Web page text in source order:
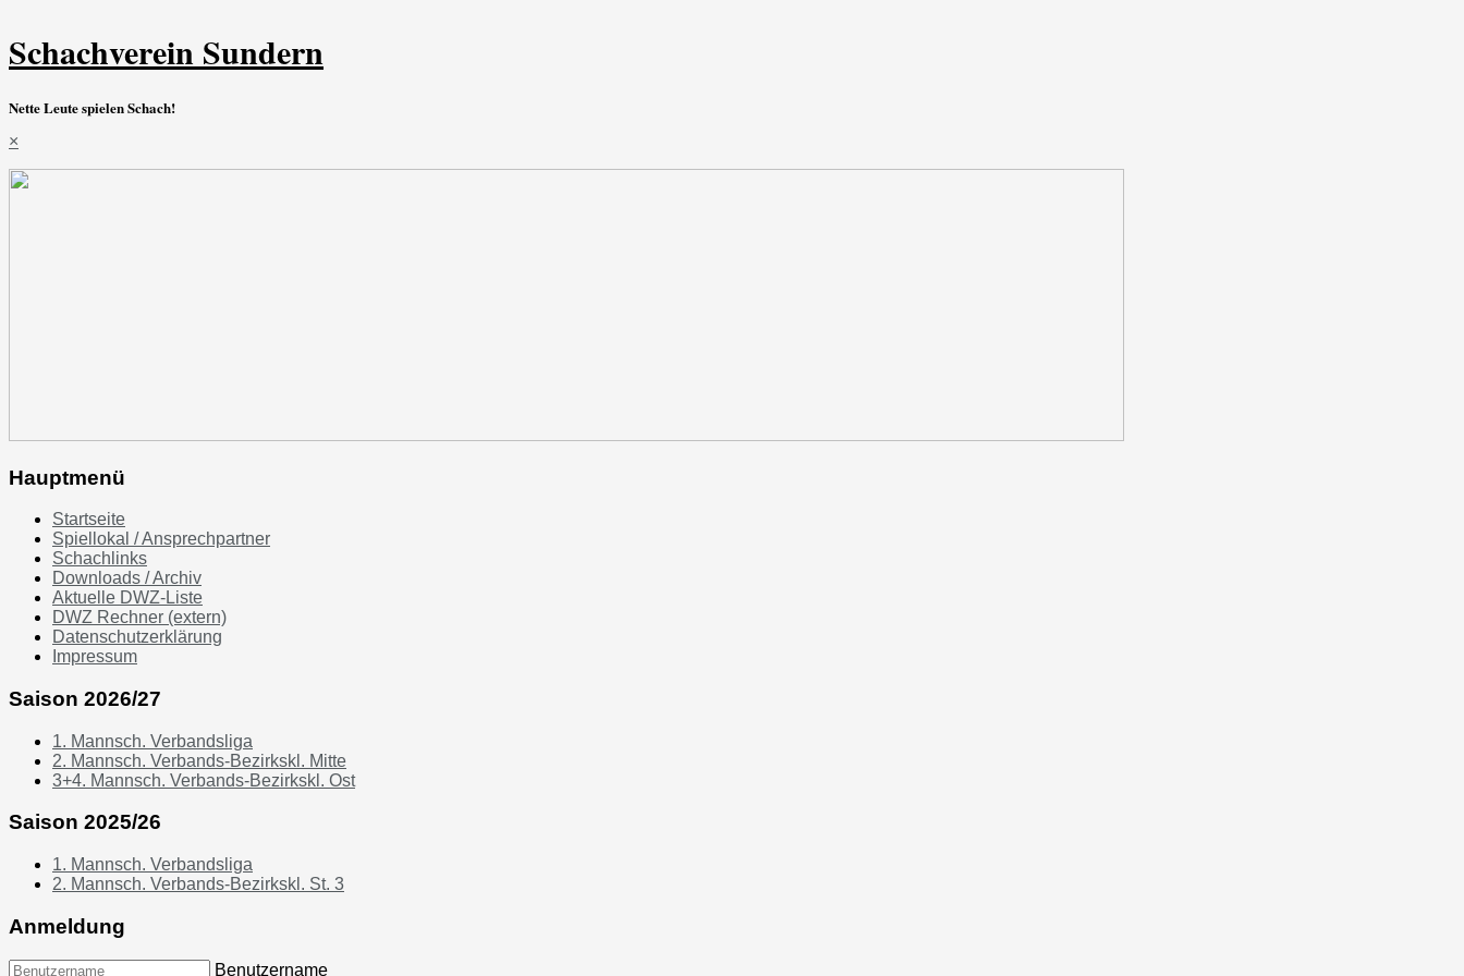
Schachverein Sundern
Nette Leute spielen Schach!
×
Hauptmenü
Startseite
Spiellokal / Ansprechpartner
Schachlinks
Downloads / Archiv
Aktuelle DWZ-Liste
DWZ Rechner (extern)
Datenschutzerklärung
Impressum
Saison 2026/27
1. Mannsch. Verbandsliga
2. Mannsch. Verbands-Bezirkskl. Mitte
3+4. Mannsch. Verbands-Bezirkskl. Ost
Saison 2025/26
1. Mannsch. Verbandsliga
2. Mannsch. Verbands-Bezirkskl. St. 3
Anmeldung
Benutzername